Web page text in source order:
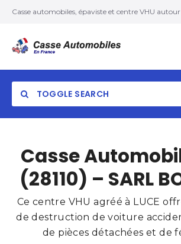
Casse automobiles, épaviste et centre VHU
TOGGLE SEARCH
Casse
(28110) – SARL
Ce centre VHU agréé à LUCE
de destruction de voiture
de pièces détachées et de